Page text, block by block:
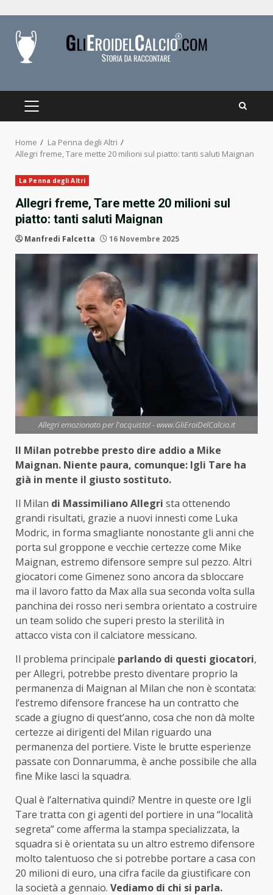
content
PRIMARY
Home
La Penna degli Altri
Allegri freme, Tare mette 20 milioni sul piatto: tanti saluti Maignan
La Penna degli Altri
Allegri freme, Tare mette 20 milioni sul
piatto: tanti saluti Maignan
Manfredi Falcetta 16 Novembre 2025
Allegri emozionato per l'acquisto! - www.GliEroiDelCalcio.it
Il Milan potrebbe presto dire addio a Mike
Maignan. Niente paura, comunque: Igli Tare ha
già in mente il giusto sostituto.
Il Milan di Massimiliano Allegri sta ottenendo
grandi risultati, grazie a nuovi innesti come Luka
Modric, in forma smagliante nonostante gli anni che
porta sul groppone e vecchie certezze come Mike
Maignan, estremo difensore sempre sul pezzo. Altri
giocatori come Gimenez sono ancora da sbloccare
ma il lavoro fatto da Max alla sua seconda volta sulla
panchina dei rosso neri sembra orientato a costruire
un team solido che superi presto la sterilità in
attacco vista con il calciatore messicano.
Il problema principale parlando di questi giocatori,
per Allegri, potrebbe presto diventare proprio la
permanenza di Maignan al Milan che non è scontata:
l’estremo difensore francese ha un contratto che
scade a giugno di quest’anno, cosa che non dà molte
certezze ai dirigenti del Milan riguardo una
permanenza del portiere. Viste le brutte esperienze
passate con Donnarumma, è anche possibile che alla
fine Mike lasci la squadra.
Qual è l’alternativa quindi? Mentre in queste ore Igli
Tare tratta con gi agenti del portiere in una “località
segreta” come afferma la stampa specializzata, la
squadra si è orientata su un altro estremo difensore
molto talentuoso che si potrebbe portare a casa con
20 milioni di euro, una cifra facile da giustificare con
la società a gennaio. Vediamo di chi si parla.